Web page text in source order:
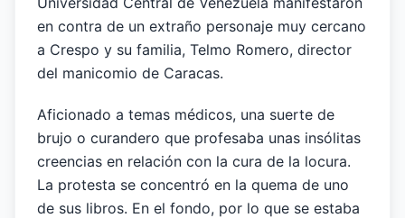
en contra de un extraño personaje muy cercano
a Crespo y su familia, Telmo Romero, director
del manicomio de Caracas.
Aficionado a temas médicos, una suerte de
brujo o curandero que profesaba unas insólitas
creencias en relación con la cura de la locura.
La protesta se concentró en la quema de uno
de sus libros. En el fondo, por lo que se estaba